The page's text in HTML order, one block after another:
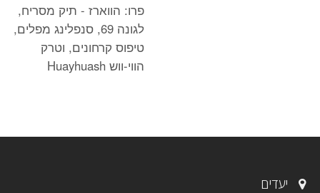
פרו: הווארז - תיק מסריח,
לגונה 69, סנפלינג מפלים,
טיפוס קרחונים, וטרק
הווי-ווש Huayhuash
יעדים